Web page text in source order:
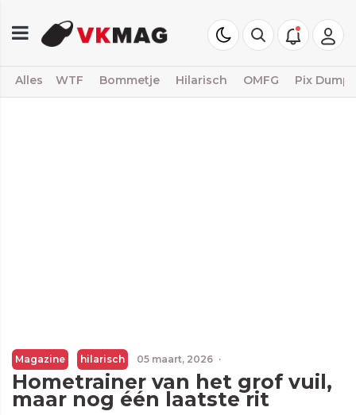
Alles WTF Bommetje Hilarisch OMFG Pix Dump
Magazine hilarisch 05 maart, 2026 ·
Hometrainer van het grof vuil,
maar nog één laatste rit